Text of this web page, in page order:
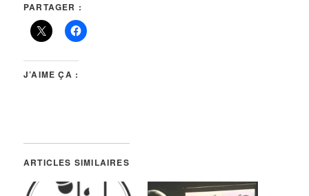
PARTAGER :
J’AIME ÇA :
ARTICLES SIMILAIRES